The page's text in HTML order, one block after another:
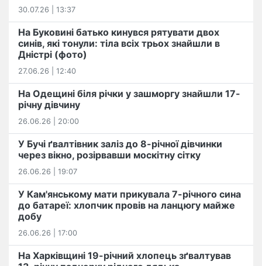
30.07.26 | 13:37
На Буковині батько кинувся рятувати двох
синів, які тонули: тіла всіх трьох знайшли в
Дністрі (фото)
27.06.26 | 12:40
На Одещині біля річки у зашморгу знайшли 17-
річну дівчину
26.06.26 | 20:00
У Бучі ґвалтівник заліз до 8-річної дівчинки
через вікно, розірвавши москітну сітку
26.06.26 | 19:07
У Кам'янському мати прикувала 7-річного сина
до батареї: хлопчик провів на ланцюгу майже
добу
26.06.26 | 17:00
На Харківщині 19-річний хлопець​ ️зґвалтував